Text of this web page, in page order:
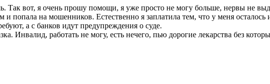
Так вот, я очень прошу помощи, я уже просто не могу больше, нервы не
и попала на мошенников. Естественно я заплатила тем, что у меня
а с банков идут предупреждения о суде.
Инвалид, работать не могу, есть нечего, пью дорогие лекарства без